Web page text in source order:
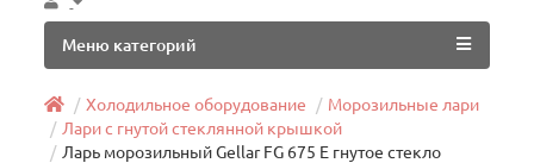
Меню категорий
Холодильное оборудование
Морозильные лари
Лари с гнутой стеклянной крышкой
Ларь морозильный Gellar FG 675 Е гнутое стекло